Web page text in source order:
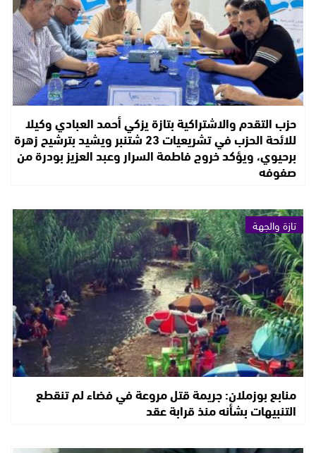
حزب التقدم والاشتراكية بتازة يزكي أحمد العبادي وكيلا
للائحة الحزب في تشريعيات 23 شتنبر ويشيد بترشيح زهرة
برحيوي، ويؤكد خروج فاطمة السرار وعبد العزيز بودرة من
صفوفه
تازة والجهة
منابع بوزملان: جريمة قتل مروعة في فضاء لم تنقطع
التنبيهات بشأنه منذ قرابة عقد